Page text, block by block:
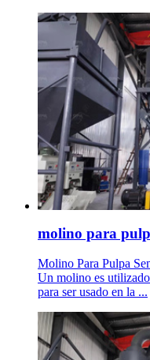
molino para
Molino Para Pulpa
Un molino es
para ser usado en la ...